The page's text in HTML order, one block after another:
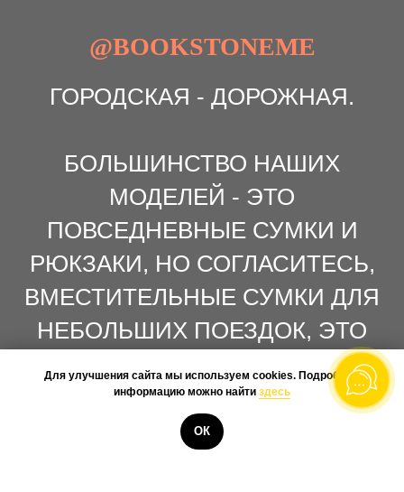
КУПИТЬ
@BOOKSTONEME
ГОРОДСКАЯ - ДОРОЖНАЯ.
БОЛЬШИНСТВО НАШИХ
МОДЕЛЕЙ - ЭТО
ПОВСЕДНЕВНЫЕ СУМКИ И
РЮКЗАКИ, НО СОГЛАСИТЕСЬ,
ВМЕСТИТЕЛЬНЫЕ СУМКИ ДЛЯ
НЕБОЛЬШИХ ПОЕЗДОК, ЭТО
Для улучшения сайта мы используем cookies. Подробную
информацию можно найти здесь
ОК